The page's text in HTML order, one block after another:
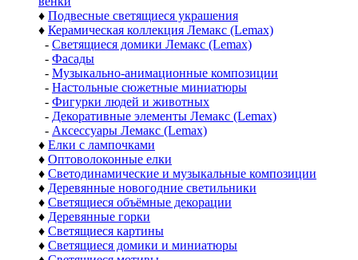
♦ Подвесные светящиеся украшения
♦ Керамическая коллекция Лемакс (Lemax)
- Светящиеся домики Лемакс (Lemax)
- Фасады
- Музыкально-анимационные композиции
- Настольные сюжетные миниатюры
- Фигурки людей и животных
- Декоративные элементы Лемакс (Lemax)
- Аксессуары Лемакс (Lemax)
♦ Елки с лампочками
♦ Оптоволоконные елки
♦ Светодинамические и музыкальные композиции
♦ Деревянные новогодние светильники
♦ Светящиеся объёмные декорации
♦ Деревянные горки
♦ Светящиеся картины
♦ Светящиеся домики и миниатюры